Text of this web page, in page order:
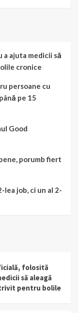
ajuta medicii să
cronice
persoane cu
pe 15
Good
porumb fiert
lea job, ci un al 2-
folosită
să aleagă
pentru bolile